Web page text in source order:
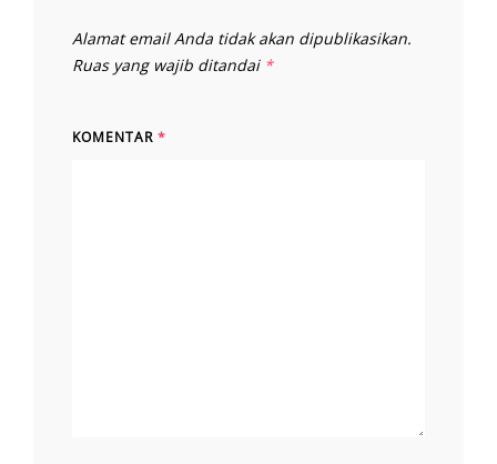
Alamat email Anda tidak akan dipublikasikan.
Ruas yang wajib ditandai *
KOMENTAR *